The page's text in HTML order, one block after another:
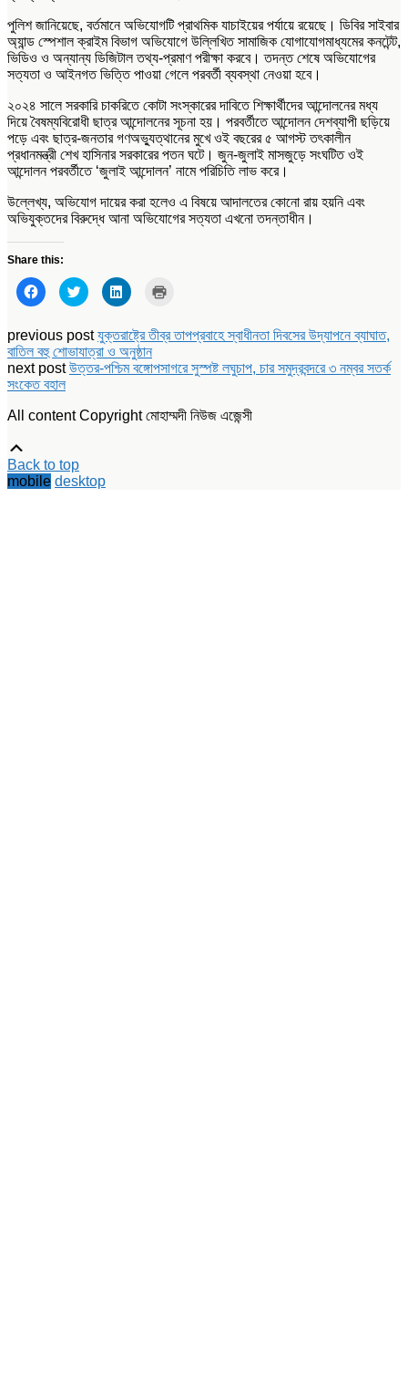
পুলিশ জানিয়েছে, বর্তমানে অভিযোগটি প্রাথমিক যাচাইয়ের পর্যায়ে রয়েছে। ডিবির সাইবার
অ্যান্ড স্পেশাল ক্রাইম বিভাগ অভিযোগে উল্লিখিত সামাজিক যোগাযোগমাধ্যমের কনটেন্ট,
ভিডিও ও অন্যান্য ডিজিটাল তথ্য-প্রমাণ পরীক্ষা করবে। তদন্ত শেষে অভিযোগের
সত্যতা ও আইনগত ভিত্তি পাওয়া গেলে পরবর্তী ব্যবস্থা নেওয়া হবে।
২০২৪ সালে সরকারি চাকরিতে কোটা সংস্কারের দাবিতে শিক্ষার্থীদের আন্দোলনের মধ্য
দিয়ে বৈষম্যবিরোধী ছাত্র আন্দোলনের সূচনা হয়। পরবর্তীতে আন্দোলন দেশব্যাপী ছড়িয়ে
পড়ে এবং ছাত্র-জনতার গণঅভ্যুত্থানের মুখে ওই বছরের ৫ আগস্ট তৎকালীন
প্রধানমন্ত্রী শেখ হাসিনার সরকারের পতন ঘটে। জুন-জুলাই মাসজুড়ে সংঘটিত ওই
আন্দোলন পরবর্তীতে ‘জুলাই আন্দোলন’ নামে পরিচিতি লাভ করে।
উল্লেখ্য, অভিযোগ দায়ের করা হলেও এ বিষয়ে আদালতের কোনো রায় হয়নি এবং
অভিযুক্তদের বিরুদ্ধে আনা অভিযোগের সত্যতা এখনো তদন্তাধীন।
Share this:
Click
to
share
Facebook
(Opens
in
new
window)
Click
to
share
Twitter
(Opens
in
new
window)
Click
to
LinkedIn
(Opens
in
new
window)
in
new
previous postযুক্তরাষ্ট্রে তীব্র তাপপ্রবাহে স্বাধীনতা দিবসের উদ্‌যাপনে ব্যাঘাত,
বাতিল বহু শোভাযাত্রা ও অনুষ্ঠান
next postউত্তর-পশ্চিম বঙ্গোপসাগরে সুস্পষ্ট লঘুচাপ, চার সমুদ্রবন্দরে ৩ নম্বর সতর্ক
সংকেত বহাল
All content Copyright মোহাম্মদী নিউজ এজেন্সী
Up
Back to top
mobile desktop